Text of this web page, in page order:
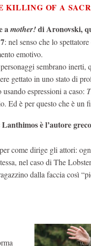
KILLING OF A
amother!di Aronovski,
: nel senso che lo
emotivo.
sembrano inerti,
gettato in uno stato di
espressioni a caso:
Ed è per questo che è un
è l’autore
come dirige gli attori:
nel caso di The
dalla faccia così